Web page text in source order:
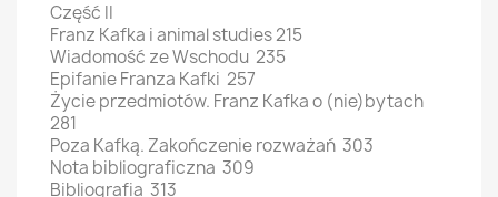
Część II
Franz Kafka i animal studies 215
Wiadomość ze Wschodu 235
Epifanie Franza Kafki 257
Życie przedmiotów. Franz Kafka o (nie)bytach
281
Poza Kafką. Zakończenie rozważań 303
Nota bibliograficzna 309
Bibliografia 313